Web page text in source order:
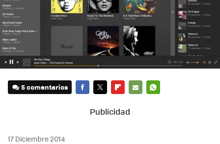
5 comentarios
MAIL
17 Diciembre 2014